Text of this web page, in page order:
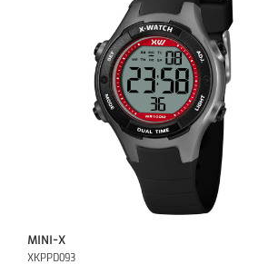
MINI-X
XKPPD093